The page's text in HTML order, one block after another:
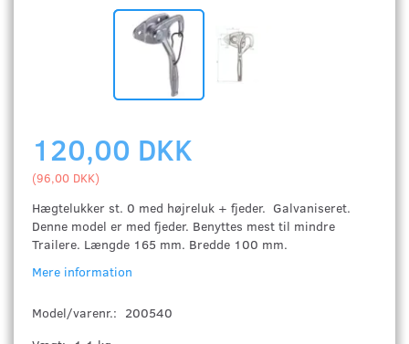
120,00 DKK
(96,00 DKK)
Hægtelukker st. 0 med højreluk + fjeder. Galvaniseret.
Denne model er med fjeder. Benyttes mest til mindre
Trailere. Længde 165 mm. Bredde 100 mm.
Mere information
Model/varenr.: 200540